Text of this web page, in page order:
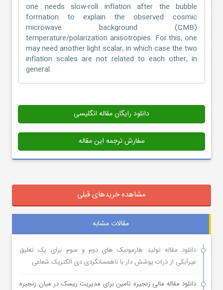
one needs slow-roll inflation after the bubble
formation to explain the observed cosmic
microwave background (CMB)
temperature/polarization anisotropies. For this, one
may need another light scalar, in which case the two
inflation scales are not related to each other, in
general.
دانلود رایگان مقاله انگلیسی
سفارش ترجمه این مقاله
مشاهده خریدهای قبلی
مقالات مشابه
دانلود مقاله تولید هارمونیک های دوم و سوم برای یک تعلیق
غیرآبکی از ذرات پوشش دار با ناهمسانگردی دی الکتریک شعاعی
دانلود مقاله مالی زنجیره تامین برای مدیریت ریسک در میان زنجیره